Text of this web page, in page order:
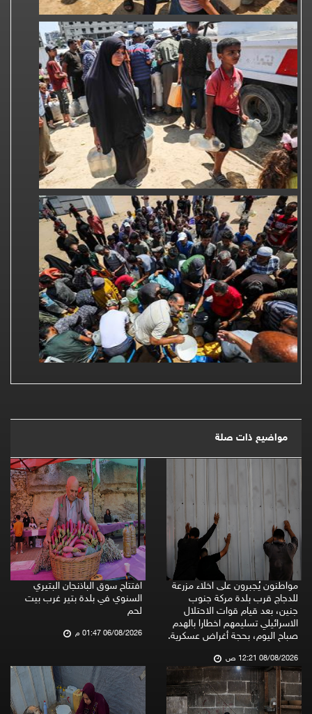
مواضيع ذات صلة
مواطنون يُجبرون على اخلاء مزرعة
للدجاج قرب بلدة مركة جنوب
جنين، بعد قيام قوات الاحتلال
الاسرائيلي تسليمهم اخطارا بالهدم
صباح اليوم، بحجة أغراض عسكرية.
08/08/2026 12:21 ص
افتتاح سوق الباذنجان البتيري
السنوي في بلدة بتير غرب بيت
لحم
06/08/2026 01:47 م